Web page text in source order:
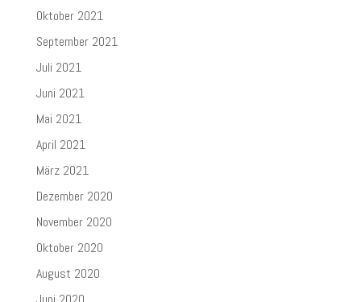
Oktober 2021
September 2021
Juli 2021
Juni 2021
Mai 2021
April 2021
März 2021
Dezember 2020
November 2020
Oktober 2020
August 2020